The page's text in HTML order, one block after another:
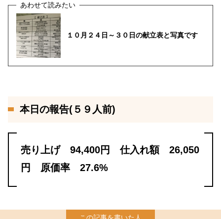
１０月２４日～３０日の献立表と写真です
本日の報告(５９人前)
売り上げ 94,400円 仕入れ額 26,050
円 原価率 27.6%